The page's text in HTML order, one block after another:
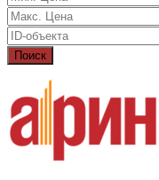
Поиск